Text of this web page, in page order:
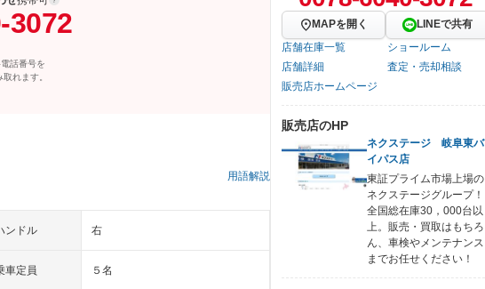
3072
話番号を
れます。
用語解説
ンドル 右
車定員 ５名
MAPを開く
LINEで共有
店舗在庫一覧
ショールーム
店舗詳細
査定・売却相談
販売店ホームページ
販売店のHP
ネクステージ 岐阜東バ
イパス店
東証プライム市場上場の
ネクステージグループ！
全国総在庫30，000台以
上。販売・買取はもちろ
ん、車検やメンテナンス
までお任せください！